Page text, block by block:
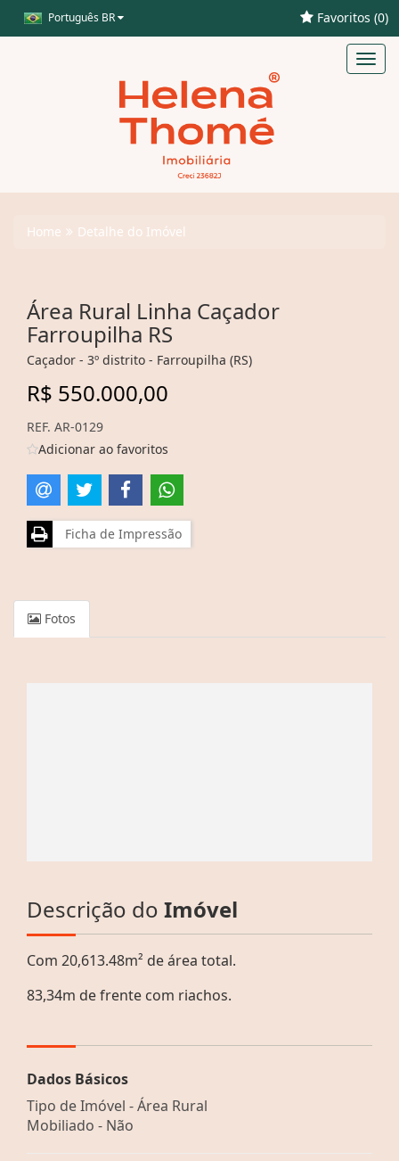
Português BR Favoritos (0)
Home Detalhe do Imóvel
Área Rural Linha Caçador
Farroupilha RS
Caçador - 3º distrito - Farroupilha (RS)
R$ 550.000,00
REF. AR-0129
Adicionar ao favoritos
Ficha de Impressão
Fotos
Descrição do Imóvel
Com 20,613.48m² de área total.
83,34m de frente com riachos.
Dados Básicos
Tipo de Imóvel - Área Rural
Mobiliado - Não